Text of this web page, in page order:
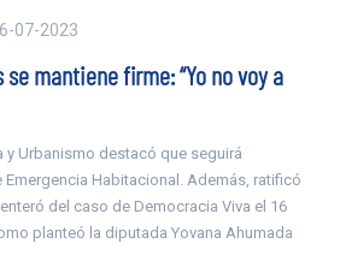
07-2023
mantiene firme: “Yo no voy a
y Urbanismo destacó que seguirá
Emergencia Habitacional. Además, ratificó
del caso de Democracia Viva el 16
planteó la diputada Yovana Ahumada